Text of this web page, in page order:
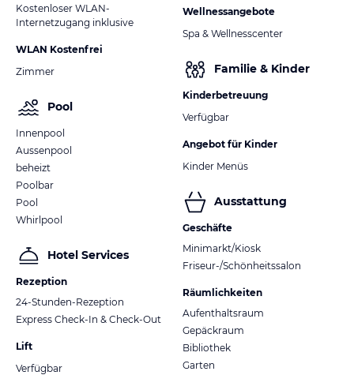
Kostenloser WLAN-
Internetzugang inklusive
WLAN Kostenfrei
Zimmer
Pool
Innenpool
Aussenpool
beheizt
Poolbar
Pool
Whirlpool
Hotel Services
Rezeption
24-Stunden-Rezeption
Express Check-In & Check-Out
Lift
Verfügbar
Wellnessangebote
Spa & Wellnesscenter
Familie & Kinder
Kinderbetreuung
Verfügbar
Angebot für Kinder
Kinder Menüs
Ausstattung
Geschäfte
Minimarkt/Kiosk
Friseur-/Schönheitssalon
Räumlichkeiten
Aufenthaltsraum
Gepäckraum
Bibliothek
Garten